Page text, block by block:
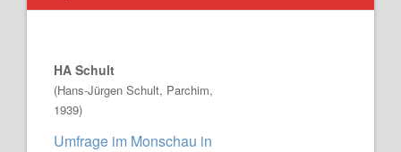
HA Schult
(Hans-Jürgen Schult, Parchim,
1939)
Umfrage im Monschau in